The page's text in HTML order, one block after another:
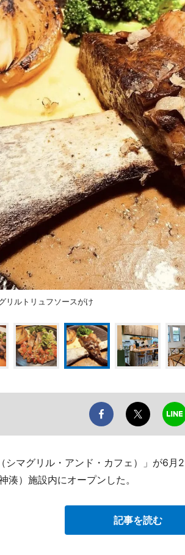
リルトリュフソースがけ
シマグリル・アンド・カフェ）」が6月
湊）施設内にオープンした。
記事を読む